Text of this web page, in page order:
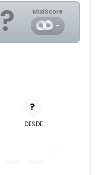
? MixiScore
-
?
DESDE